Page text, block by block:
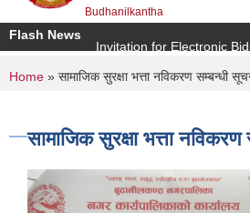
Budhanilkantha
Flash News
Invitation for Electronic Bids
You are here
Home » सामाजिक सुरक्षा भत्ता नविकरण सम्बन्धी
सामाजिक सुरक्षा भत्ता